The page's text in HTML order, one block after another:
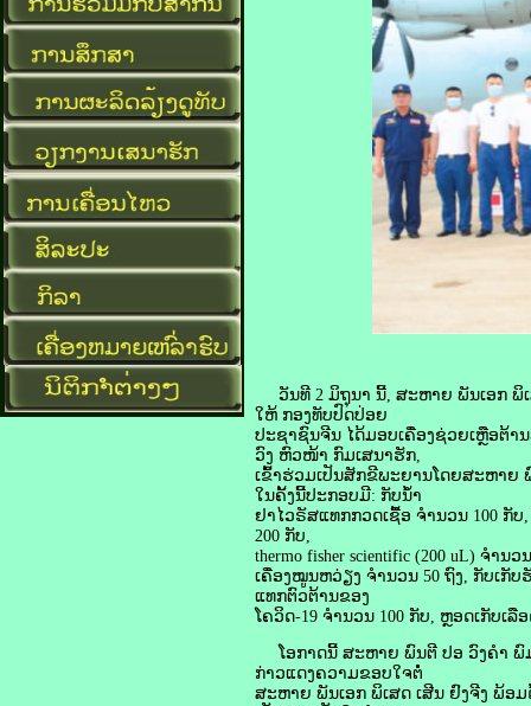
ວັນທີ 2 ມິຖຸນາ ນີ້, ສະຫາຍ ພັນເອກ ພິ
ໃຫ້ ກອງທັບປົດປ່ອຍ
ປະຊາຊົນຈີນ ໄດ້ມອບເຄື່ອງຊ່ວຍເຫຼືອຕ້າ
ວົງ ຫົວໜ້າ ກົມເສນາຮັກ,
ເຂົ້າຮ່ວມເປັນສັກຂີພະຍານໂດຍສະຫາຍ
ໃນຄັ້ງນີ້ປະກອບມີ: ກັບນໍ້າ
ຢາໄວຣັສແທກກວດເຊື້ອ ຈໍານວນ 100 ກັບ
200 ກັບ,
thermo fisher scientific (200 uL) ຈໍານ
ເຄື່ອງໝູນຫວ່ຽງ ຈໍານວນ 50 ຖົງ, ກັບເກັ
ແທກຕົວຕ້ານຂອງ
ໂຄວິດ-19 ຈໍານວນ 100 ກັບ, ຫຼອດເກັບເ
ໂອກາດນີ້ ສະຫາຍ ພົນຕີ ປອ ວົງຄໍາ ພົ
ກ່າວແດງຄວາມຂອບໃຈຕໍໍ່
ສະຫາຍ ພັນເອກ ພິເສດ ເສີນ ຢົງຈີງ ພ້ອ